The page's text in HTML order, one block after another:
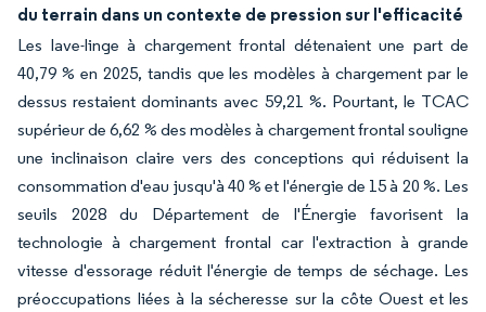
du terrain dans un contexte de pression sur l'efficacité
Les lave-linge à chargement frontal détenaient une part de
40,79 % en 2025, tandis que les modèles à chargement par le
dessus restaient dominants avec 59,21 %. Pourtant, le TCAC
supérieur de 6,62 % des modèles à chargement frontal souligne
une inclinaison claire vers des conceptions qui réduisent la
consommation d'eau jusqu'à 40 % et l'énergie de 15 à 20 %. Les
seuils 2028 du Département de l'Énergie favorisent la
technologie à chargement frontal car l'extraction à grande
vitesse d'essorage réduit l'énergie de temps de séchage. Les
préoccupations liées à la sécheresse sur la côte Ouest et les